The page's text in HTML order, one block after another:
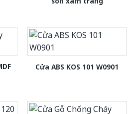
Cửa ABS KOS 101 W0901